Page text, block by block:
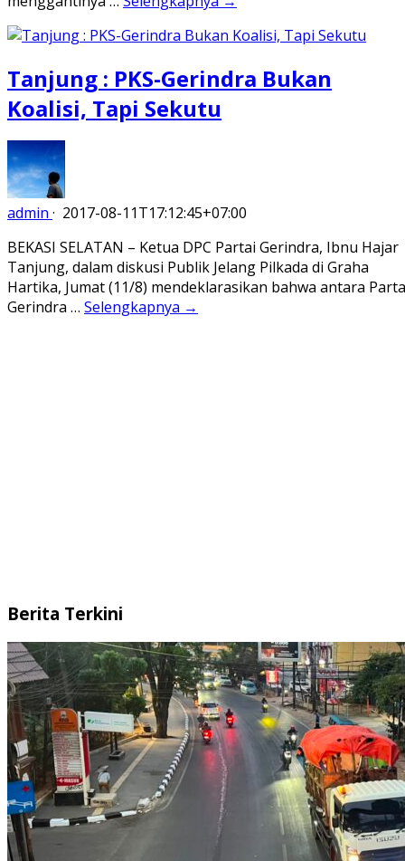
Tanjung : PKS-Gerindra Bukan
Koalisi, Tapi Sekutu
admin · 2017-08-11T17:12:45+07:00
BEKASI SELATAN – Ketua DPC Partai Gerindra, Ibnu Hajar
Tanjung, dalam diskusi Publik Jelang Pilkada di Graha
Hartika, Jumat (11/8) mendeklarasikan bahwa antara
Gerindra … Selengkapnya →
Berita Terkini